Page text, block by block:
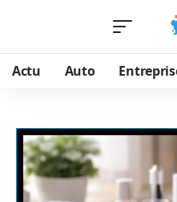
Actu Auto